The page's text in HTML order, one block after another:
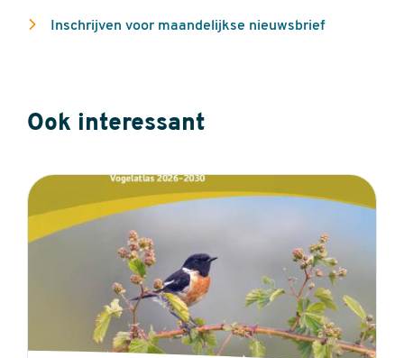
Inschrijven voor maandelijkse nieuwsbrief
Ook interessant